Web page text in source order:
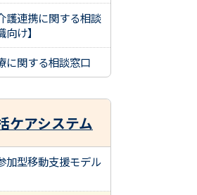
護連携に関する相談
け】
に関する相談窓口
ケアシステム
加型移動支援モデル